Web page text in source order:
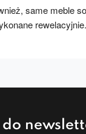
same meble
do